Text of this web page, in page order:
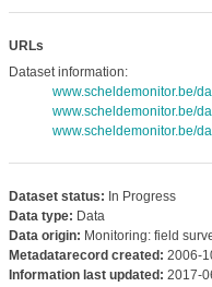
URLs
Dataset information:
www.scheldemonitor.be/
www.scheldemonitor.be/
www.scheldemonitor.be/
Dataset status: In Progress
Data type: Data
Data origin: Monitoring: field
Metadatarecord created: 2006-
Information last updated: 2017-